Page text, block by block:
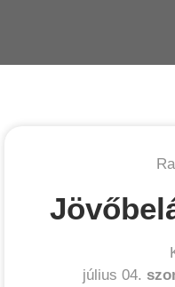
július 04.